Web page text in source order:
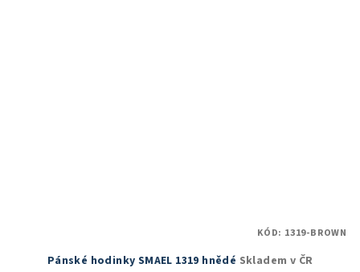
Pánské hodinky SMAEL 1319 hnědé Skladem v ČR
KÓD: 1319-BROWN